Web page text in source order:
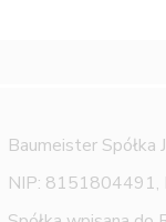
Baumeister Spółka
NIP: 8151804491,